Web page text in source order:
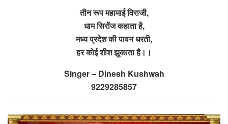
तीन रूप महामाई विराजी,
धाम सिरोंज कहाता है,
मध्य प्रदेश की पावन धरती,
हर कोई शीश झुकाता है।।
Singer – Dinesh Kushwah
9229285857